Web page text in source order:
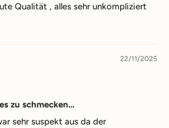
Qualität , alles sehr unkompliziert
22/11/2025
zu schmecken…
sehr suspekt aus da der